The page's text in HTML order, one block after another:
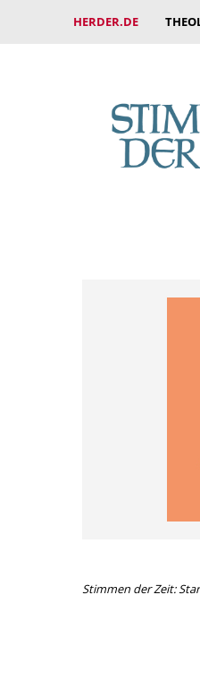
HERDER.DE
Stimmen der Zeit: